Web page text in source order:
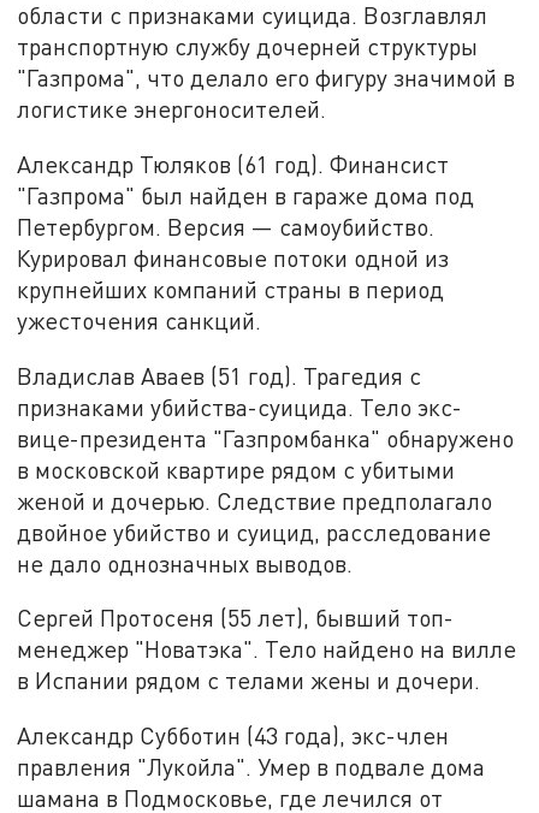
области с признаками суицида. Возглавлял
транспортную службу дочерней структуры
"Газпрома", что делало его фигуру значимой в
логистике энергоносителей.
Александр Тюляков (61 год). Финансист
"Газпрома" был найден в гараже дома под
Петербургом. Версия — самоубийство.
Курировал финансовые потоки одной из
крупнейших компаний страны в период
ужесточения санкций.
Владислав Аваев (51 год). Трагедия с
признаками убийства-суицида. Тело экс-
вице-президента "Газпромбанка" обнаружено
в московской квартире рядом с убитыми
женой и дочерью. Следствие предполагало
двойное убийство и суицид, расследование
не дало однозначных выводов.
Сергей Протосеня (55 лет), бывший топ-
менеджер "Новатэка". Тело найдено на вилле
в Испании рядом с телами жены и дочери.
Александр Субботин (43 года), экс-член
правления "Лукойла". Умер в подвале дома
шамана в Подмосковье, где лечился от